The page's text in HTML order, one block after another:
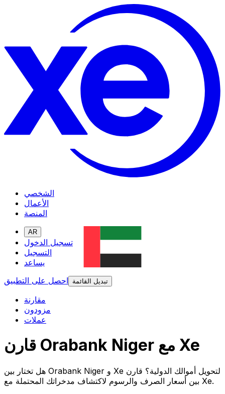
الشخصي
الأعمال
المنصة
AR
تسجيل الدخول
التسجيل
يساعد
احصل على التطبيق
تبديل القائمة
مقارنة
مزودون
عملات
قارن Orabank Niger مع Xe
هل تختار بين Orabank Niger و Xe لتحويل أموالك الدولية؟ قارن
بين أسعار الصرف والرسوم لاكتشاف مدخراتك المحتملة مع Xe.